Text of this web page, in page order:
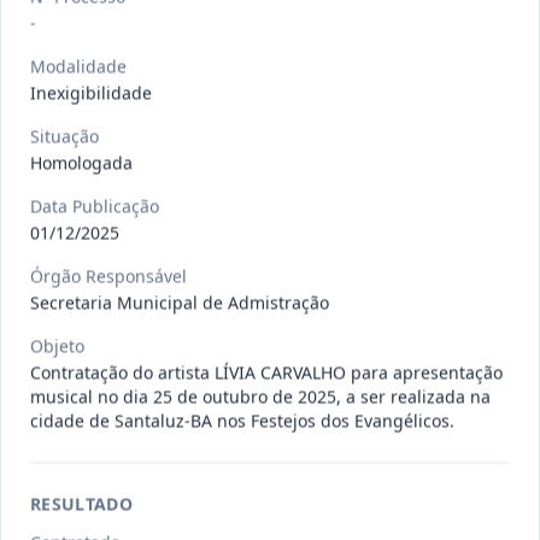
027/2026
Pregão
Eletrônico
Situação:
Em Andamento
Data:13/07/2026
025/2026
Pregão
Eletrônico
CONTRATAÇÃO DE EMPRESA PARA
LOCAÇÃO...
-
Modalidade
Inexigibilidade
Situação
Homologada
Data Publicação
01/12/2025
Órgão Responsável
Secretaria Municipal de Admistração
Objeto
Contratação do artista LÍVIA CARVALHO para apresentação
musical no dia 25 de outubro de 2025, a ser realizada na
cidade de Santaluz-BA nos Festejos dos Evangélicos.
RESULTADO